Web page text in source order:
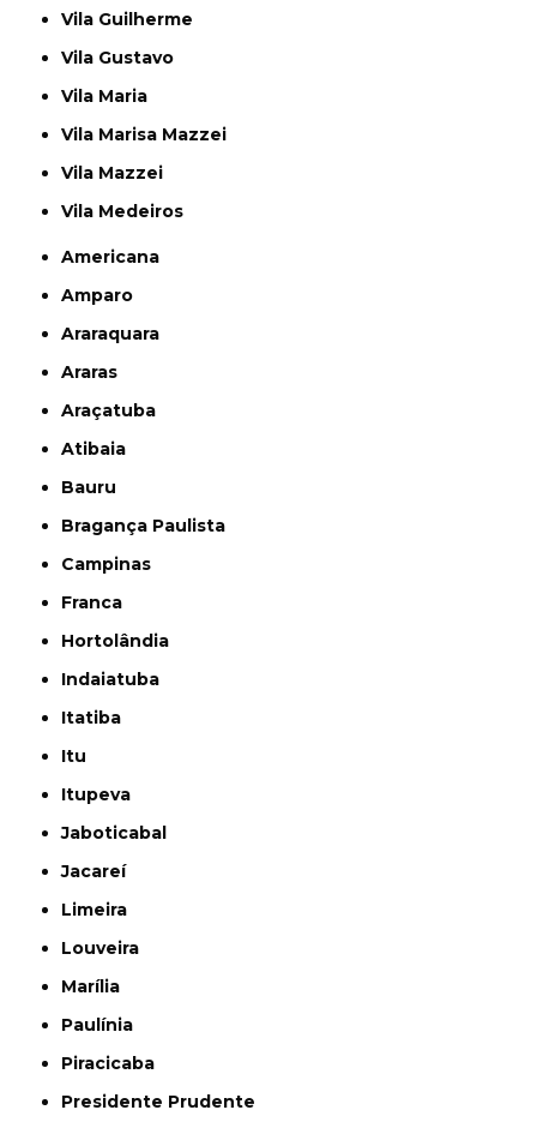
Vila Guilherme
Vila Gustavo
Vila Maria
Vila Marisa Mazzei
Vila Mazzei
Vila Medeiros
Americana
Amparo
Araraquara
Araras
Araçatuba
Atibaia
Bauru
Bragança Paulista
Campinas
Franca
Hortolândia
Indaiatuba
Itatiba
Itu
Itupeva
Jaboticabal
Jacareí
Limeira
Louveira
Marília
Paulínia
Piracicaba
Presidente Prudente